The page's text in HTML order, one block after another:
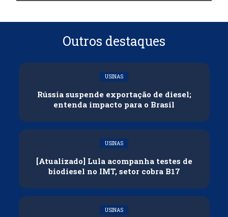
Outros destaques
USINAS
Rússia suspende exportação de diesel;
entenda impacto para o Brasil
USINAS
[Atualizado] Lula acompanha testes de
biodiesel no IMT, setor cobra B17
USINAS